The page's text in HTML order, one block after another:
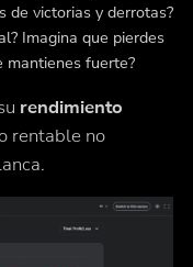
de victorias y derrotas?
Imagina que pierdes
mantienes fuerte?
rendimiento
rentable no